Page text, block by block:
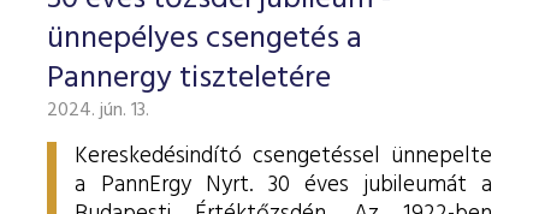
ESG Útmutató
ünnepélyes csengetés a
Pannergy tiszteletére
2024. jún. 13.
Kereskedésindító csengetéssel ünnepelte
a PannErgy Nyrt. 30 éves jubileumát a